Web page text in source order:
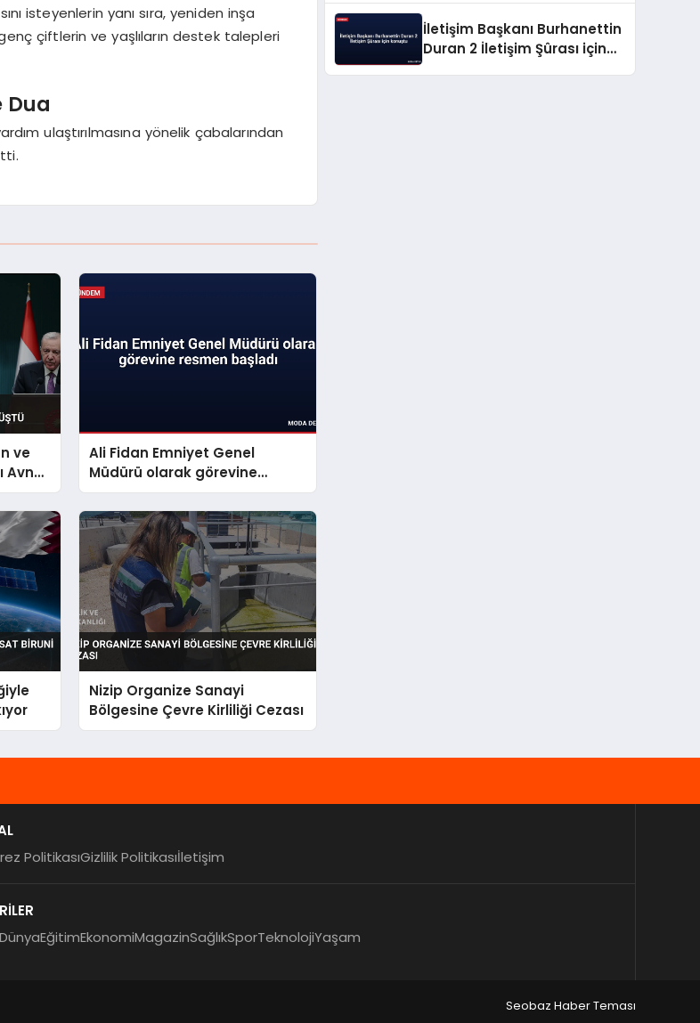
isteyenlerin yanı sıra, yeniden inşa
çiftlerin ve yaşlıların destek talepleri
Dua
ulaştırılmasına yönelik çabalarından
ve
Avn
Ali Fidan Emniyet Genel
Müdürü olarak görevine
resmen başladı
Nizip Organize Sanayi
Bölgesine Çevre Kirliliği Cezası
İletişim Başkanı Burhanettin
Duran 2 İletişim Şûrası için
PolitikasıGizlilik Politikasıİletişim
DünyaEğitimEkonomiMagazinSağlıkSporTeknolojiYaşam
Seobaz Haber Teması